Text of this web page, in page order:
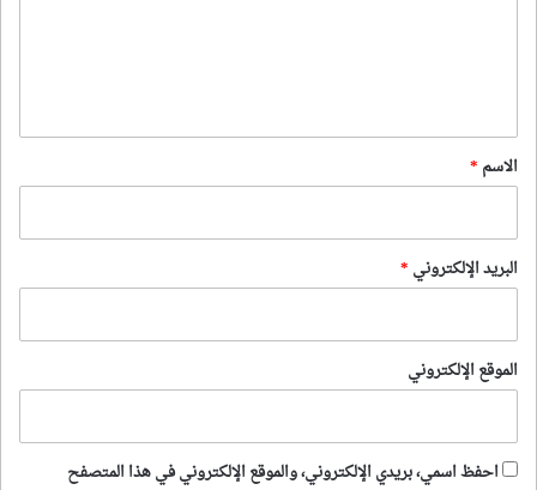
*
الاسم *
البريد الإلكتروني *
الموقع الإلكتروني
احفظ اسمي، بريدي الإلكتروني، والموقع الإلكتروني في هذا المتصفح